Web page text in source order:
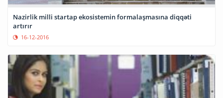
Nazirlik milli startap ekosistemin formalaşmasına diqqəti
artırır
16-12-2016